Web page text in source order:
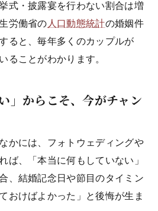
式・披露宴を行わない割合は増
労働省の 人口動態統計の婚姻件
ると、毎年多くのカップルが
ることがわかります。
」からこそ、今がチャン
かには、フォトウェディングや
ば、「本当に何もしていない」
、結婚記念日や節目のタイミン
おけばよかった」と後悔が生ま